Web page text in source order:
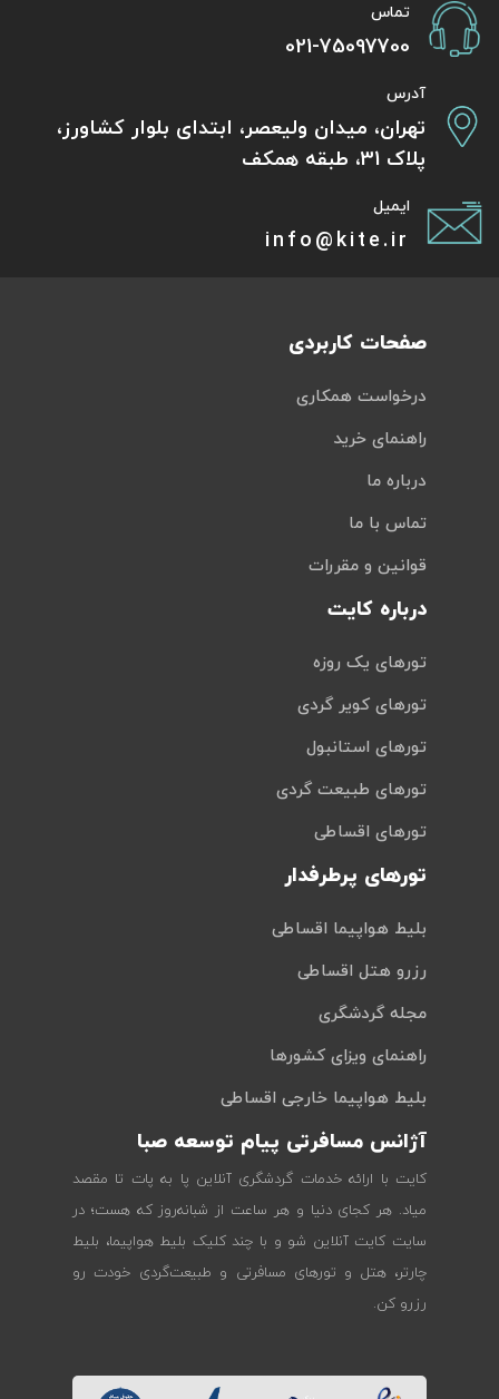
تماس
021-75097700
آدرس
تهران، میدان ولیعصر، ابتدای بلوار کشاورز،
پلاک 31، طبقه همکف
ایمیل
info@kite.ir
صفحات کاربردی
درخواست همکاری
راهنمای خرید
درباره ما
تماس با ما
قوانین و مقررات
درباره کایت
تورهای یک روزه
تورهای کویر گردی
تورهای استانبول
تورهای طبیعت گردی
تورهای اقساطی
تورهای پرطرفدار
بلیط هواپیما اقساطی
رزرو هتل اقساطی
مجله گردشگری
راهنمای ویزای کشورها
بلیط هواپیما خارجی اقساطی
آژانس مسافرتی پیام توسعه صبا
کایت با ارائه خدمات گردشگری آنلاین پا به پات تا مقصد
میاد. هر کجای دنیا و هر ساعت از شبانه‌روز که هست؛ در
سایت کایت آنلاین شو و با چند کلیک بلیط هواپیما، بلیط
چارتر، هتل و تورهای مسافرتی و طبیعت‌گردی خودت رو
رزرو کن.